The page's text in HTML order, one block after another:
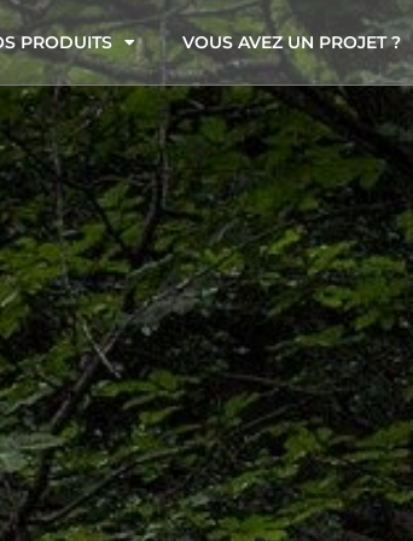
PRODUITS VOUS AVEZ UN PROJET ?